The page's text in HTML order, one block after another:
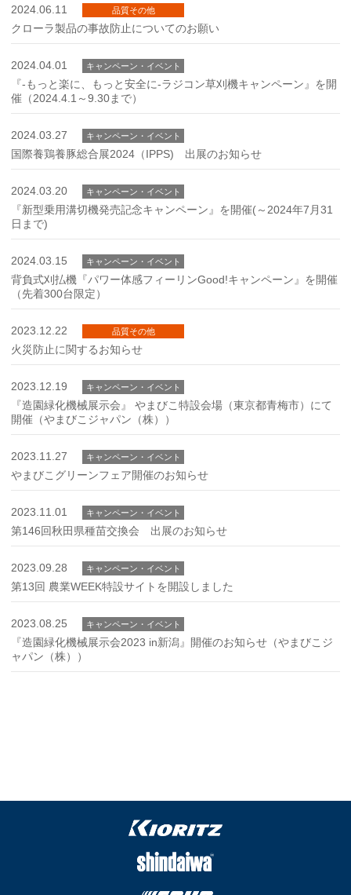
2024.06.11 品質その他
クローラ製品の事故防止についてのお願い
2024.04.01 キャンペーン・イベント
『-もっと楽に、もっと安全に-ラジコン草刈機キャンペーン』を開
催（2024.4.1～9.30まで）
2024.03.27 キャンペーン・イベント
国際養鶏養豚総合展2024（IPPS) 出展のお知らせ
2024.03.20 キャンペーン・イベント
『新型乗用溝切機発売記念キャンペーン』を開催(～2024年7月31
日まで)
2024.03.15 キャンペーン・イベント
背負式刈払機『パワー体感フィーリンGood!キャンペーン』を開催
（先着300台限定）
2023.12.22 品質その他
火災防止に関するお知らせ
2023.12.19 キャンペーン・イベント
『造園緑化機械展示会』 やまびこ特設会場（東京都青梅市）にて
開催（やまびこジャパン（株））
2023.11.27 キャンペーン・イベント
やまびこグリーンフェア開催のお知らせ
2023.11.01 キャンペーン・イベント
第146回秋田県種苗交換会 出展のお知らせ
2023.09.28 キャンペーン・イベント
第13回 農業WEEK特設サイトを開設しました
2023.08.25 キャンペーン・イベント
『造園緑化機械展示会2023 in新潟』開催のお知らせ（やまびこジ
ャパン（株））